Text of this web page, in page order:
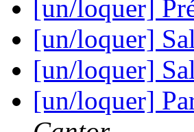
[un/loquer]
[un/loquer]
[un/loquer]
[un/loquer]